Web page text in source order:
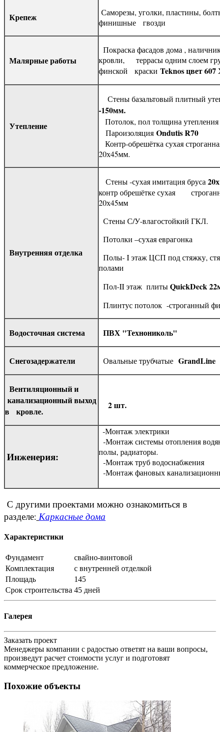
Крепеж
Саморезы, уголки, пластины,
финишные гвозди
Малярные работы
Покраска фасадов дома ,
кровли, террасы одним слоем
финской краски Teknos цвет 607
Утепление
Стены базальтовый плитный
-150мм.
Потолок, пол толщина
Пароизоляция Ondutis R70
Контр-обрешётка сухая
20х45мм.
Внутренняя отделка
Стены -сухая имитация бруса
контр обрешётке сухая
20х45мм
Стены С/У-влагостойкий ГКЛ.
Потолки –сухая еврагонка
Полы- I этаж ЦСП под стяжку,
полами
Пол-II этаж плитыQuickDeck
Плинтус потолок -строганный
Водосточная система ПВХ "Технониколь"
Снегозадержатели Овальные трубчатые GrandLine
Вентиляционный и
канализационный выход
в кровле.
2 шт.
Инженерия:
-Монтаж электрики
-Монтаж системы отопления
полы, радиаторы.
-Монтаж труб водоснабжения
-Монтаж фановых
С другими проектами можно ознакомиться в
разделе: Каркасные дома
Характеристики
Фундамент
свайно-винтовой
Комплектация
с внутренней отделкой
Площадь
145
Срок строительства 45 дней
Галерея
Заказать проект
Менеджеры компании с радостью ответят на ваши вопросы,
произведут расчет стоимости услуг и подготовят
коммерческое предложение.
Похожие объекты